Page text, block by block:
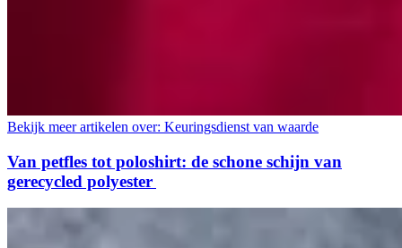
Bekijk meer artikelen over: Keuringsdienst van waarde
Van petfles tot poloshirt: de schone schijn van
gerecycled polyester